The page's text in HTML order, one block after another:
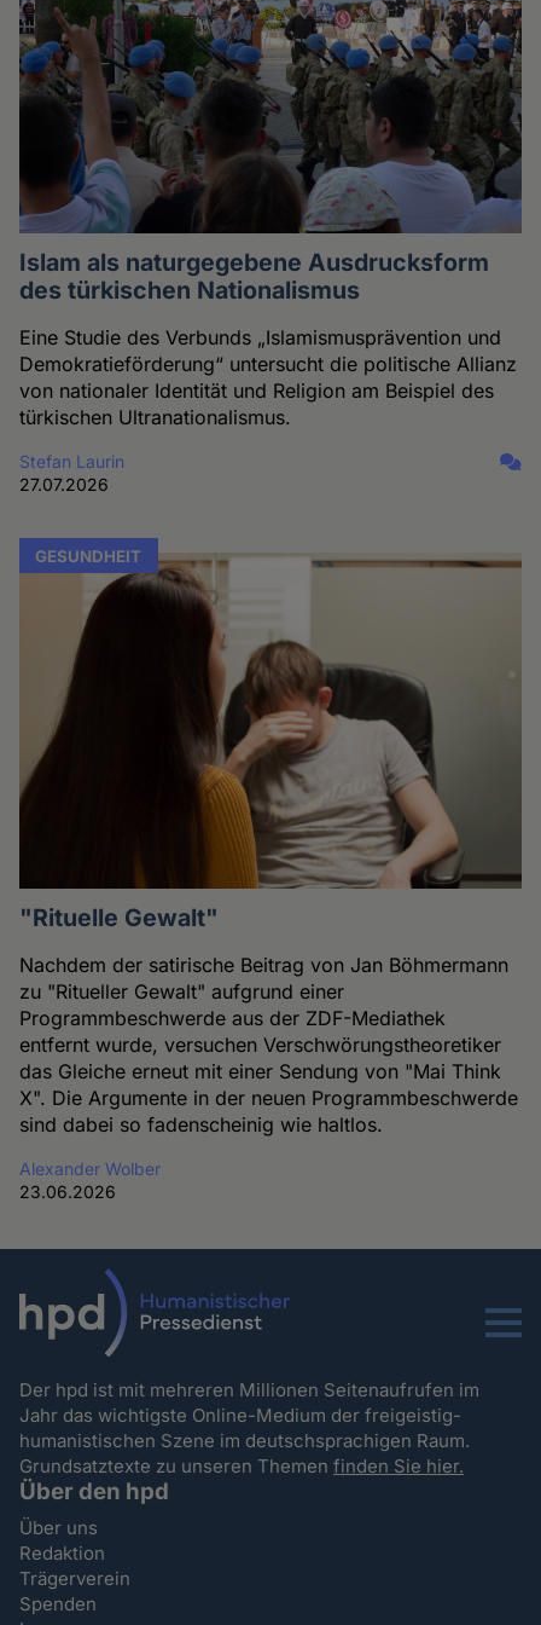
Islam als naturgegebene Ausdrucksform
des türkischen Nationalismus
Eine Studie des Verbunds „Islamismusprävention und
Demokratieförderung“ untersucht die politische Allianz
von nationaler Identität und Religion am Beispiel des
türkischen Ultranationalismus.
Stefan Laurin
27.07.2026
GESUNDHEIT
"Rituelle Gewalt"
Nachdem der satirische Beitrag von Jan Böhmermann
zu "Ritueller Gewalt" aufgrund einer
Programmbeschwerde aus der ZDF-Mediathek
entfernt wurde, versuchen Verschwörungstheoretiker
das Gleiche erneut mit einer Sendung von "Mai Think
X". Die Argumente in der neuen Programmbeschwerde
sind dabei so fadenscheinig wie haltlos.
Alexander Wolber
23.06.2026
Menu
Der hpd ist mit mehreren Millionen Seitenaufrufen im
Jahr das wichtigste Online-Medium der freigeistig-
humanistischen Szene im deutschsprachigen Raum.
Grundsatztexte zu unseren Themenfinden Sie hier.
Über den hpd
Über uns
Redaktion
Trägerverein
Spenden